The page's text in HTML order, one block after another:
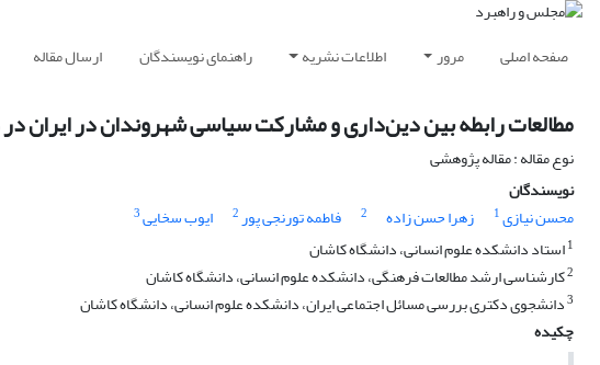
صفحه اصلی مرور اطلاعات نشریه راهنمای نویسندگان ارسال مقاله
مطالعات رابطه بین دین‌داری و مشارکت سیاسی شهروندان در ایران در دهه
نوع مقاله : مقاله پژوهشی
نویسندگان
محسن نیازی1 زهرا حسن زاده 2 فاطمه تورنجی پور2 ایوب سخایی3
1استاد دانشکده علوم انسانی، دانشگاه کاشان
2کارشناسی ارشد مطالعات فرهنگی، دانشکده علوم انسانی، دانشگاه کاشان
3دانشجوی دکتری بررسی مسائل اجتماعی ایران، دانشکده علوم انسانی، دانشگاه کاشان
چکیده